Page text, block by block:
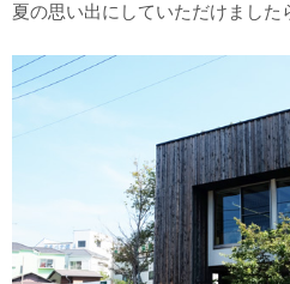
夏の思い出にしていただけました